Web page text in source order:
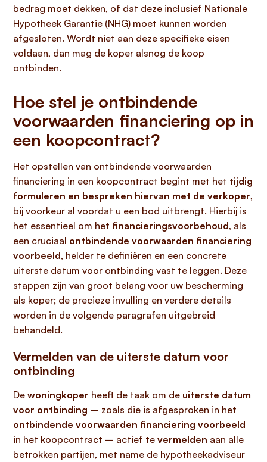
bedrag moet dekken, of dat deze inclusief Nationale
Hypotheek Garantie (NHG) moet kunnen worden
afgesloten. Wordt niet aan deze specifieke eisen
voldaan, dan mag de koper alsnog de koop
ontbinden.
Hoe stel je ontbindende
voorwaarden financiering op in
een koopcontract?
Het opstellen van ontbindende voorwaarden
financiering in een koopcontract begint met het tijdig
formuleren en bespreken hiervan met de verkoper,
bij voorkeur al voordat u een bod uitbrengt. Hierbij is
het essentieel om het financieringsvoorbehoud, als
een cruciaal ontbindende voorwaarden financiering
voorbeeld, helder te definiëren en een concrete
uiterste datum voor ontbinding vast te leggen. Deze
stappen zijn van groot belang voor uw bescherming
als koper; de precieze invulling en verdere details
worden in de volgende paragrafen uitgebreid
behandeld.
Vermelden van de uiterste datum voor
ontbinding
De woningkoper heeft de taak om de uiterste datum
voor ontbinding – zoals die is afgesproken in het
ontbindende voorwaarden financiering voorbeeld
in het koopcontract – actief te vermelden aan alle
betrokken partijen, met name de hypotheekadviseur